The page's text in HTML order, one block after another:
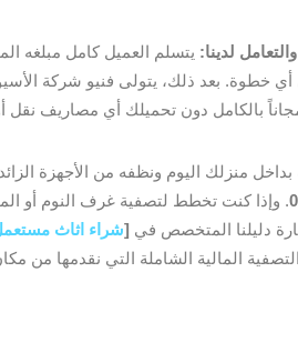
لدينا: يتسلم العميل كامل مبلغه
أي خطوة. بعد ذلك، يتولى فنيو شركة
منزلك اليوم ونظفه من الأجهزة
. وإذا كنت تخطط لتصفية غرف النوم أو
دليلنا المتخصص في [شراء اثاث